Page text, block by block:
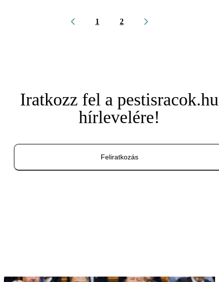
1 2
Iratkozz fel a pestisracok.hu
hírlevelére!
Feliratkozás